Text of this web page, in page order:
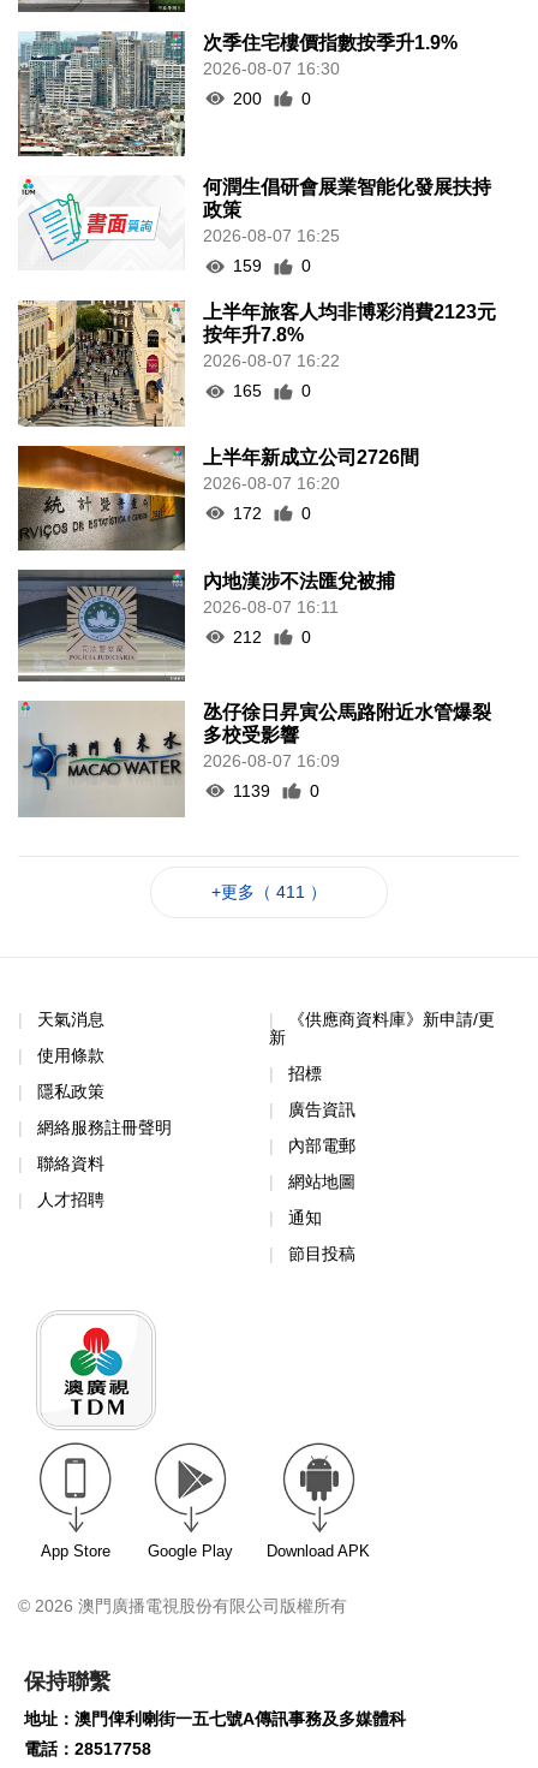
次季住宅樓價指數按季升1.9%
2026-08-07 16:30
200
0
何潤生倡研會展業智能化發展扶持
政策
2026-08-07 16:25
159
0
上半年旅客人均非博彩消費2123元
按年升7.8%
2026-08-07 16:22
165
0
上半年新成立公司2726間
2026-08-07 16:20
172
0
內地漢涉不法匯兌被捕
2026-08-07 16:11
212
0
氹仔徐日昇寅公馬路附近水管爆裂
多校受影響
2026-08-07 16:09
1139
0
+更多（ 411 ）
天氣消息
使用條款
隱私政策
網絡服務註冊聲明
聯絡資料
人才招聘
《供應商資料庫》新申請/更
新
招標
廣告資訊
內部電郵
網站地圖
通知
節目投稿
App Store Google Play Download APK
© 2026 澳門廣播電視股份有限公司版權所有
保持聯繫
地址：澳門俾利喇街一五七號A傳訊事務及多媒體科
電話：28517758